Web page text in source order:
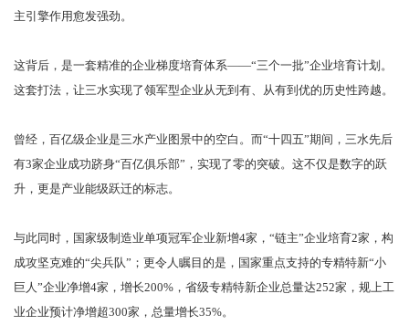
主引擎作用愈发强劲。
这背后，是一套精准的企业梯度培育体系——“三个一批”企业培育计划。
这套打法，让三水实现了领军型企业从无到有、从有到优的历史性跨越。
曾经，百亿级企业是三水产业图景中的空白。而“十四五”期间，三水先后
有3家企业成功跻身“百亿俱乐部”，实现了零的突破。这不仅是数字的跃
升，更是产业能级跃迁的标志。
与此同时，国家级制造业单项冠军企业新增4家，“链主”企业培育2家，构
成攻坚克难的“尖兵队”；更令人瞩目的是，国家重点支持的专精特新“小
巨人”企业净增4家，增长200%，省级专精特新企业总量达252家，规上工
业企业预计净增超300家，总量增长35%。